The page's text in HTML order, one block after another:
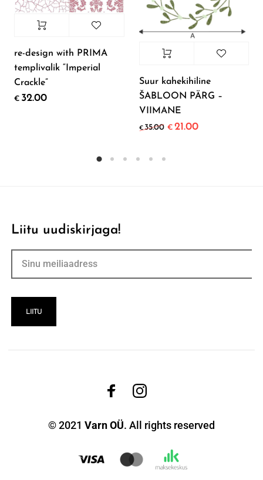
re-design with PRIMA
templivalik “Imperial
Crackle”
€ 32.00
Suur kahekihiline
ŠABLOON PÄRG –
VIIMANE
€ 35.00 Original price was:
€ 21.00Current price
Liitu uudiskirjaga!
© 2021 Varn OÜ. All rights reserved